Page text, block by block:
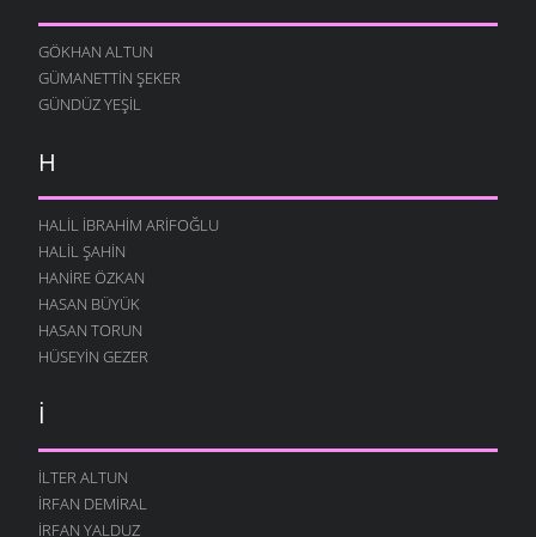
GÖKHAN ALTUN
GÜMANETTIN ŞEKER
GÜNDÜZ YEŞIL
H
HALIL İBRAHIM ARIFOĞLU
HALIL ŞAHIN
HANIRE ÖZKAN
HASAN BÜYÜK
HASAN TORUN
HÜSEYIN GEZER
İ
ILTER ALTUN
İRFAN DEMIRAL
İRFAN YALDUZ